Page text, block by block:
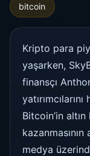
bitcoin
Kripto para
yaşarken,
finansçı
Bitcoin’in altın
medya